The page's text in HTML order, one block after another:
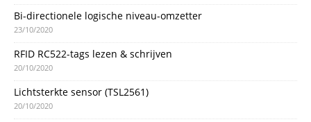
Bi-directionele logische niveau-omzetter
23/10/2020
RFID RC522-tags lezen & schrijven
20/10/2020
Lichtsterkte sensor (TSL2561)
20/10/2020